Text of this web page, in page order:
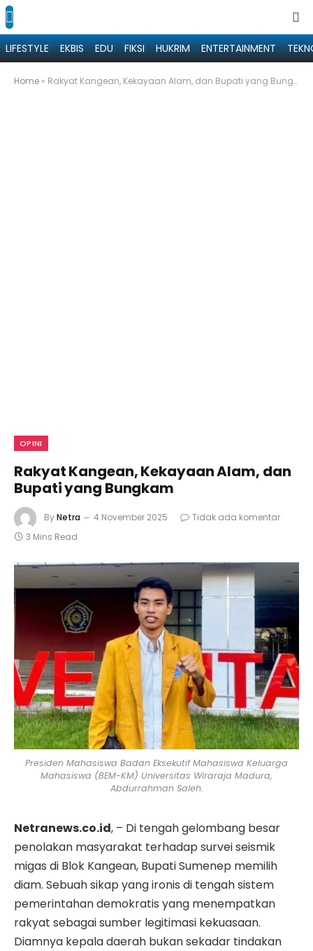
LIFESTYLE EKBIS EDU FIKSI HUKRIM ENTERTAINMENT
Home » Rakyat Kangean, Kekayaan Alam, dan Bupati yang Bungkam
OPINI
Rakyat Kangean, Kekayaan Alam, dan
Bupati yang Bungkam
ByNetra 4 November 2025
Tidak ada komentar
3 Mins Read
Presiden Mahasiswa Badan Eksekutif Mahasiswa Keluarga
Mahasiswa (BEM-KM) Universitas Wiraraja Madura,
Abdurrahman Saleh.
Netranews.co.id, – Di tengah gelombang besar
penolakan masyarakat terhadap survei seismik
migas di Blok Kangean, Bupati Sumenep memilih
diam. Sebuah sikap yang ironis di tengah sistem
pemerintahan demokratis yang menempatkan
rakyat sebagai sumber legitimasi kekuasaan.
Diamnya kepala daerah bukan sekadar tindakan